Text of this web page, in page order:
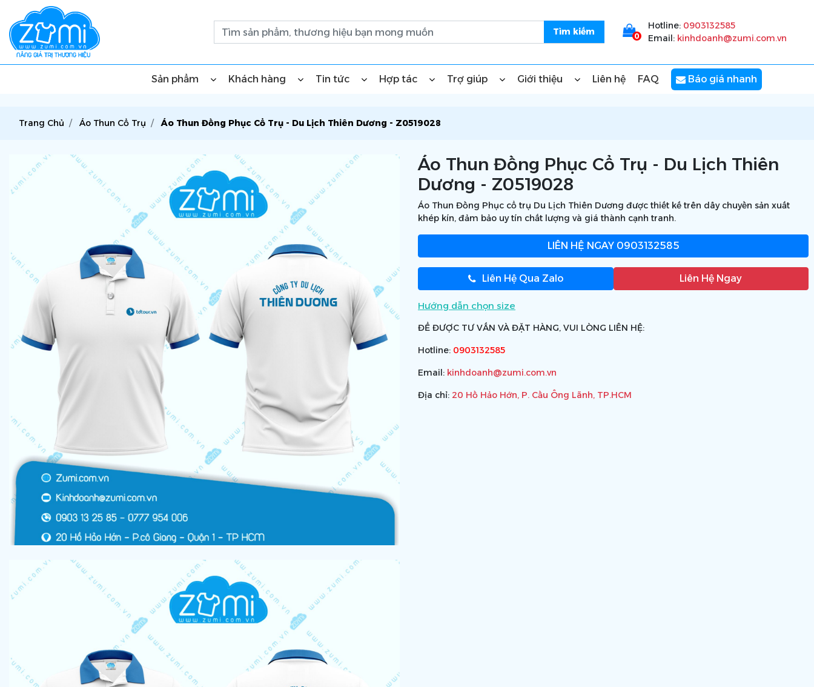
0
Hotline: 0903132585
Email: kinhdoanh@zumi.com.vn
Sản phẩm Khách hàng Tin tức Hợp tác Trợ giúp Giới thiệu Liên hệ FAQ Báo giá nhanh
Trang Chủ Áo Thun Cổ Trụ Áo Thun Đồng Phục Cổ Trụ - Du Lịch Thiên Dương - Z0519028
Áo Thun Đồng Phục Cổ Trụ - Du Lịch Thiên
Dương - Z0519028
Áo Thun Đồng Phục cổ trụ Du Lịch Thiên Dương được thiết kế trên dây chuyền sản xuất
khép kín, đảm bảo uy tín chất lượng và giá thành cạnh tranh.
LIÊN HỆ NGAY0903132585
Liên Hệ Qua Zalo Liên Hệ Ngay
Hướng dẫn chọn size
ĐỂ ĐƯỢC TƯ VẤN VÀ ĐẶT HÀNG, VUI LÒNG LIÊN HỆ:
Hotline: 0903132585
Email: kinhdoanh@zumi.com.vn
Địa chỉ: 20 Hồ Hảo Hớn, P. Cầu Ông Lãnh, TP.HCM